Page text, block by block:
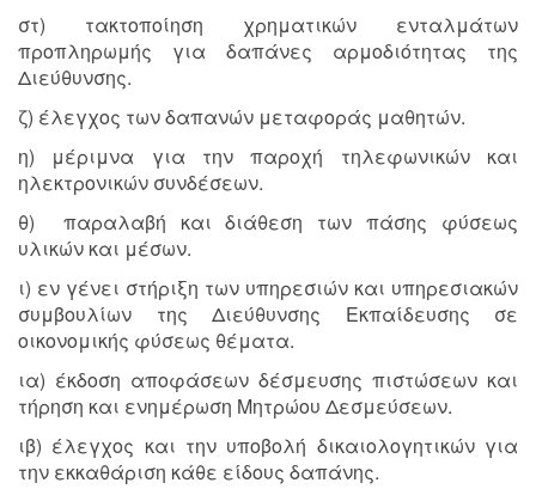
στ) τακτοποίηση χρηματικών ενταλμάτων
προπληρωμής για δαπάνες αρμοδιότητας της
Διεύθυνσης.
ζ) έλεγχος των δαπανών μεταφοράς μαθητών.
η) μέριμνα για την παροχή τηλεφωνικών και
ηλεκτρονικών συνδέσεων.
θ) παραλαβή και διάθεση των πάσης φύσεως
υλικών και μέσων.
ι) εν γένει στήριξη των υπηρεσιών και υπηρεσιακών
συμβουλίων της Διεύθυνσης Εκπαίδευσης σε
οικονομικής φύσεως θέματα.
ια) έκδοση αποφάσεων δέσμευσης πιστώσεων και
τήρηση και ενημέρωση Μητρώου Δεσμεύσεων.
ιβ) έλεγχος και την υποβολή δικαιολογητικών για
την εκκαθάριση κάθε είδους δαπάνης.